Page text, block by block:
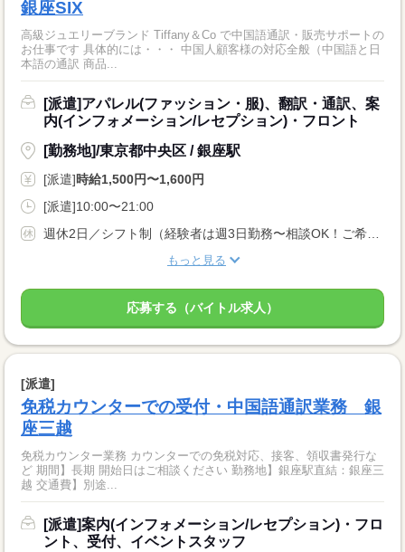
銀座SIX
高級ジュエリーブランド Tiffany＆Co で中国語通訳・販売サポートの
お仕事です 具体的には・・・ 中国人顧客様の対応全般（中国語と日
本語の通訳 商品...
[派遣]アパレル(ファッション・服)、翻訳・通訳、案
内(インフォメーション/レセプション)・フロント
[勤務地]/東京都中央区 / 銀座駅
[派遣]時給1,500円〜1,600円
[派遣]10:00〜21:00
もっと見る
応募する（バイトル求人）
[派遣]
免税カウンターでの受付・中国語通訳業務 銀
座三越
免税カウンター業務 カウンターでの免税対応、接客、領収書発行な
ど 期間】長期 開始日はご相談ください 勤務地】銀座駅直結：銀座三
越 交通費】別途...
[派遣]案内(インフォメーション/レセプション)・フロ
ント、受付、イベントスタッフ